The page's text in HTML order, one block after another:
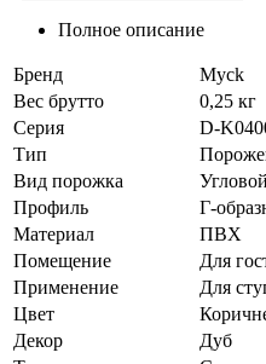
Полное описание
Бренд
Myck
Вес брутто
0,25 кг
Серия
D-
Тип
Вид порожка
Угловой
Профиль
Г-
Материал
ПВХ
Помещение
Для
Применение
Для
Цвет
Декор
Дуб